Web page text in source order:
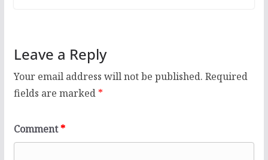
Leave a Reply
Your email address will not be published. Required
fields are marked *
Comment*